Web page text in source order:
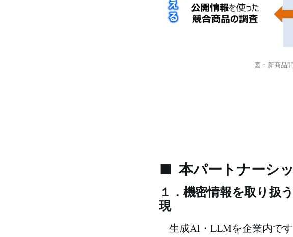
図：新商品
■本パートナーシ
１． 機密情報を取り扱
現
生成AI・LLMを企業内で